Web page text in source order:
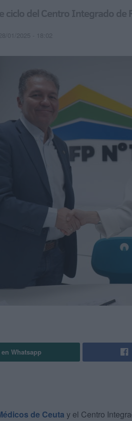
ciclo del Centro Integrado
01/2025 - 18:02
Whatsapp
de Ceuta y el Centro